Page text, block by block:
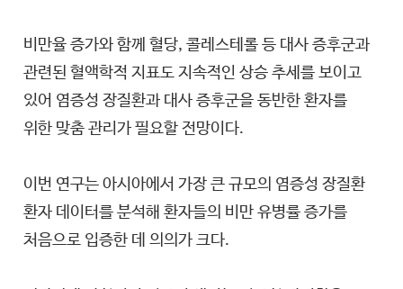
비만율 증가와 함께 혈당, 콜레스테롤 등 대사 증후군과
관련된 혈액학적 지표도 지속적인 상승 추세를 보이고
있어 염증성 장질환과 대사 증후군을 동반한 환자를
위한 맞춤 관리가 필요할 전망이다.
이번 연구는 아시아에서 가장 큰 규모의 염증성 장질환
환자 데이터를 분석해 환자들의 비만 유병률 증가를
처음으로 입증한 데 의의가 크다.